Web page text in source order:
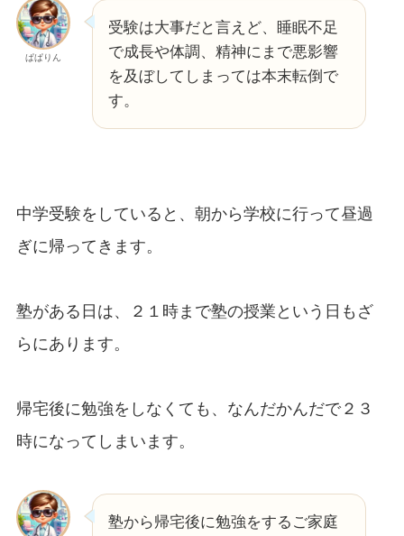
ぱぱりん
受験は大事だと言えど、睡眠不足
で成長や体調、精神にまで悪影響
を及ぼしてしまっては本末転倒で
す。
中学受験をしていると、朝から学校に行って昼過
ぎに帰ってきます。
塾がある日は、２１時まで塾の授業という日もざ
らにあります。
帰宅後に勉強をしなくても、なんだかんだで２３
時になってしまいます。
塾から帰宅後に勉強をするご家庭